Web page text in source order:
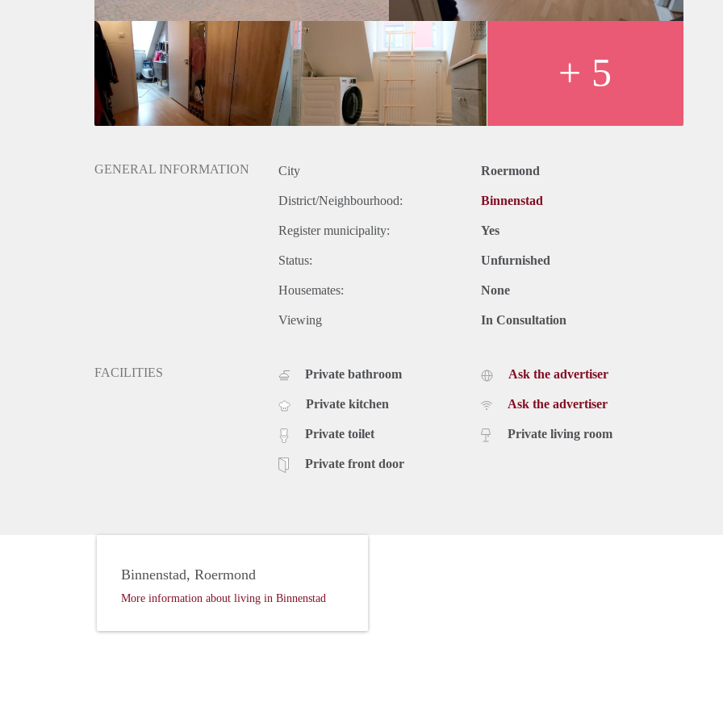
+ 5
GENERAL INFORMATION City Roermond
District/Neighbourhood: Binnenstad
Register municipality: Yes
Status: Unfurnished
Housemates: None
Viewing In Consultation
FACILITIES Private bathroom
Private kitchen
Private toilet
Private front door
Ask the advertiser
Ask the advertiser
Private living room
Binnenstad, Roermond
More information about living in Binnenstad